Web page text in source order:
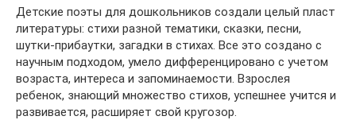
Детские поэты для дошкольников создали целый пласт
литературы: стихи разной тематики, сказки, песни,
шутки-прибаутки, загадки в стихах. Все это создано с
научным подходом, умело дифференцировано с учетом
возраста, интереса и запоминаемости. Взрослея
ребенок, знающий множество стихов, успешнее учится и
развивается, расширяет свой кругозор.